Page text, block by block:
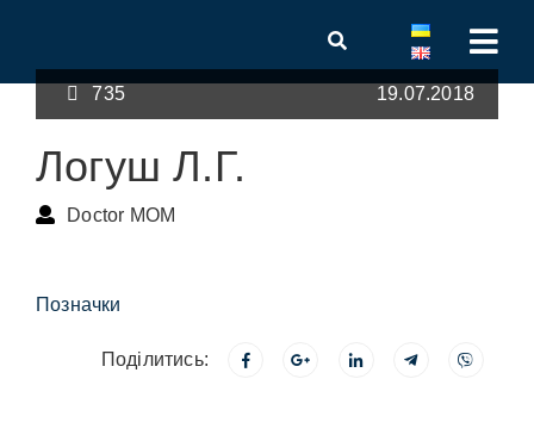
735 19.07.2018
Логуш Л.Г.
Doctor MOM
Позначки
Поділитись: